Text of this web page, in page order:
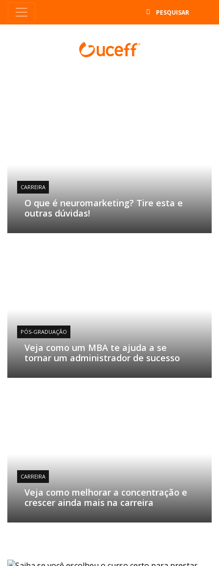
CARREIRA
O que é neuromarketing? Tire esta e
outras dúvidas!
PÓS-GRADUAÇÃO
Veja como um MBA te ajuda a se
tornar um administrador de sucesso
CARREIRA
Veja como melhorar a concentração e
crescer ainda mais na carreira